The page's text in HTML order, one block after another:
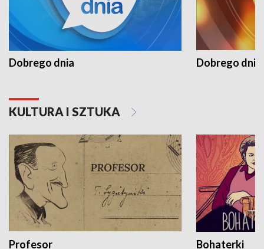
Dobrego dnia Dobrego dnia
KULTURA I SZTUKA
Profesor Bohaterki